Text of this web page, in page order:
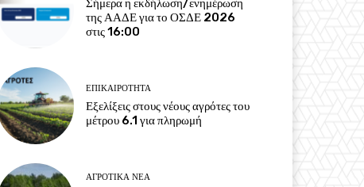
Σήμερα η εκδήλωση/ενημέρωση
της ΑΑΔΕ για το ΟΣΔΕ 2026
στις 16:00
ΕΠΙΚΑΙΡΌΤΗΤΑ
Εξελίξεις στους νέους αγρότες του
μέτρου 6.1 για πληρωμή
ΑΓΡΟΤΙΚΆ ΝΈΑ